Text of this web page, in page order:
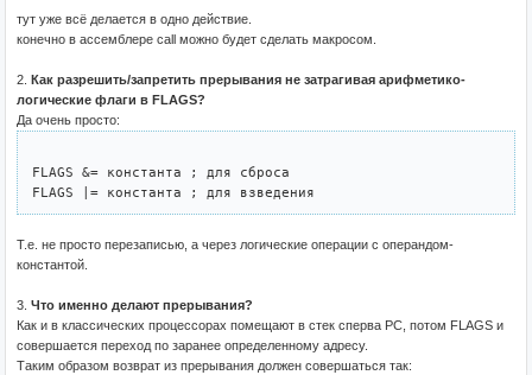
тут уже всё делается в одно действие.
конечно в ассемблере call можно будет сделать макросом.
2. Как разрешить/запретить прерывания не затрагивая арифметико-
логические флаги в FLAGS?
Да очень просто:
FLAGS &= константа ; для сброса
Т.е. не просто перезаписью, а через логические операции с операндом-
константой.
3. Что именно делают прерывания?
Как и в классических процессорах помещают в стек сперва PC, потом FLAGS и
совершается переход по заранее определенному адресу.
Таким образом возврат из прерывания должен совершаться так: